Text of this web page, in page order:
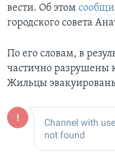
вести. Об этом
городского совета
По его словам, в
частично разрушены
Жильцы